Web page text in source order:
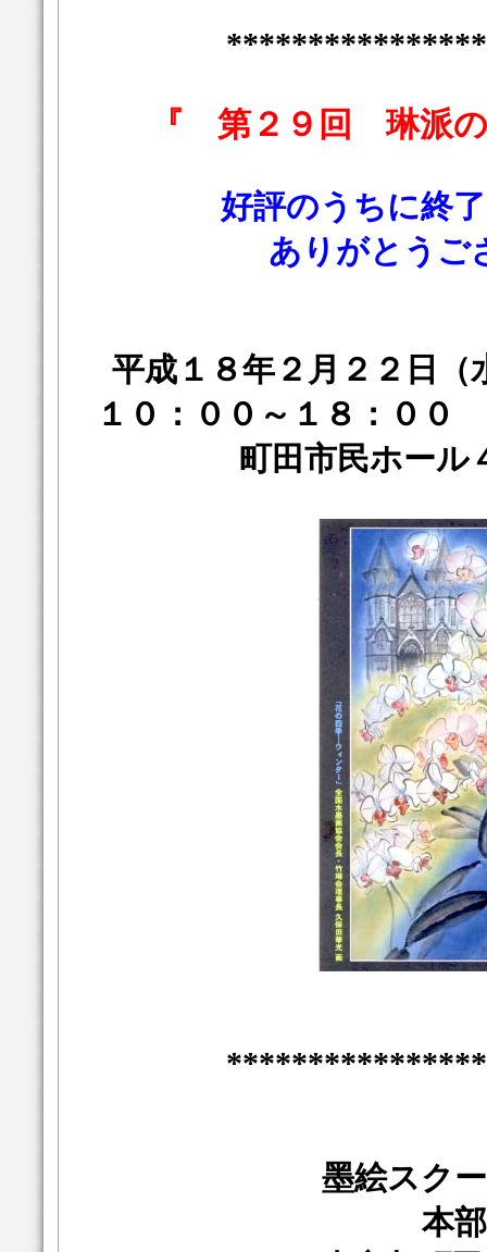
『 第２９回 琳派
好評のうちに終
ありがとうご
平成１８年２月２２日（
１０：００～１８：０
町田市民ホール
墨絵スク
本